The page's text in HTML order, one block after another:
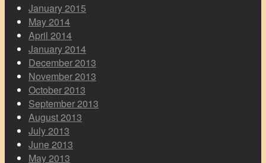
January 2015
May 2014
April 2014
January 2014
December 2013
November 2013
October 2013
September 2013
August 2013
July 2013
June 2013
May 2013